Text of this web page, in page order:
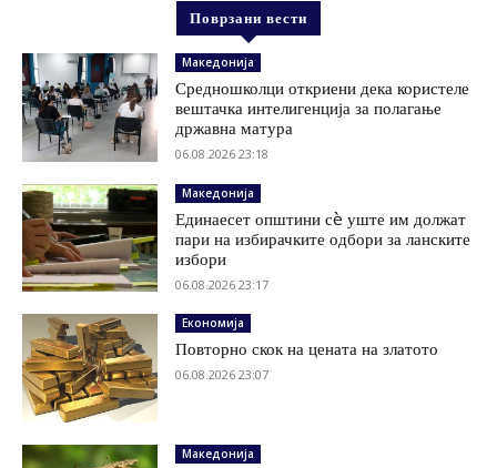
Поврзани вести
Македонија
Средношколци откриени дека користеле
вештачка интелигенција за полагање
државна матура
06.08.2026 23:18
Македонија
Единаесет општини сè уште им должат
пари на избирачките одбори за ланските
избори
06.08.2026 23:17
Економија
Повторно скок на цената на златото
06.08.2026 23:07
Македонија